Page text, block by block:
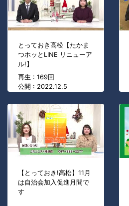
とっておき高松【たかま
つホッとLINE リニューア
ル!】
再生 : 169回
公開 : 2022.12.5
【とっておき!高松】11月
は自治会加入促進月間で
す